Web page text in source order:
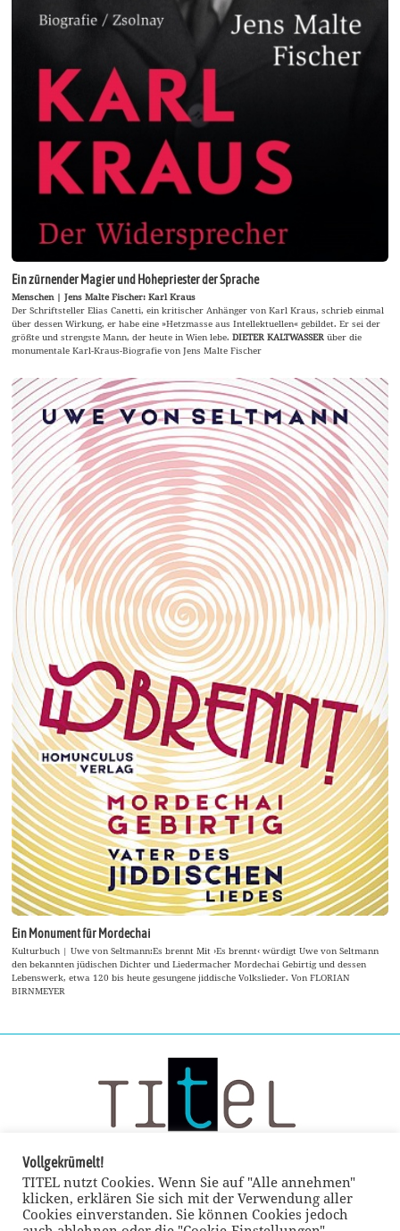
Ein zürnender Magier und Hohepriester der Sprache
Menschen | Jens Malte Fischer: Karl Kraus
Der Schriftsteller Elias Canetti, ein kritischer Anhänger von Karl Kraus, schrieb einmal
über dessen Wirkung, er habe eine »Hetzmasse aus Intellektuellen« gebildet. Er sei der
größte und strengste Mann, der heute in Wien lebe.DIETER KALTWASSERüber die
monumentale Karl-Kraus-Biografie von Jens Malte Fischer
Ein Monument für Mordechai
Kulturbuch | Uwe von Seltmann:Es brennt Mit ›Es brennt‹ würdigt Uwe von Seltmann
den bekannten jüdischen Dichter und Liedermacher Mordechai Gebirtig und dessen
Lebenswerk, etwa 120 bis heute gesungene jiddische Volkslieder. Von FLORIAN
BIRNMEYER
Vollgekrümelt!
TITEL nutzt Cookies. Wenn Sie auf "Alle annehmen"
klicken, erklären Sie sich mit der Verwendung aller
Cookies einverstanden. Sie können Cookies jedoch